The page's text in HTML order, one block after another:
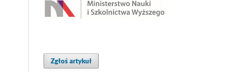
Zgłoś artykuł